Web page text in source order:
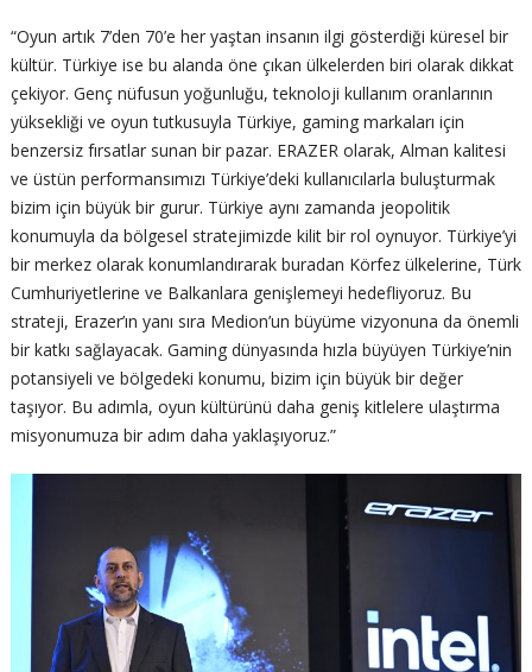
“Oyun artık 7’den 70’e her yaştan insanın ilgi gösterdiği küresel bir
kültür. Türkiye ise bu alanda öne çıkan ülkelerden biri olarak dikkat
çekiyor. Genç nüfusun yoğunluğu, teknoloji kullanım oranlarının
yüksekliği ve oyun tutkusuyla Türkiye, gaming markaları için
benzersiz fırsatlar sunan bir pazar. ERAZER olarak, Alman kalitesi
ve üstün performansımızı Türkiye’deki kullanıcılarla buluşturmak
bizim için büyük bir gurur. Türkiye aynı zamanda jeopolitik
konumuyla da bölgesel stratejimizde kilit bir rol oynuyor. Türkiye’yi
bir merkez olarak konumlandırarak buradan Körfez ülkelerine, Türk
Cumhuriyetlerine ve Balkanlara genişlemeyi hedefliyoruz. Bu
strateji, Erazer’ın yanı sıra Medion’un büyüme vizyonuna da önemli
bir katkı sağlayacak. Gaming dünyasında hızla büyüyen Türkiye’nin
potansiyeli ve bölgedeki konumu, bizim için büyük bir değer
taşıyor. Bu adımla, oyun kültürünü daha geniş kitlelere ulaştırma
misyonumuza bir adım daha yaklaşıyoruz.”